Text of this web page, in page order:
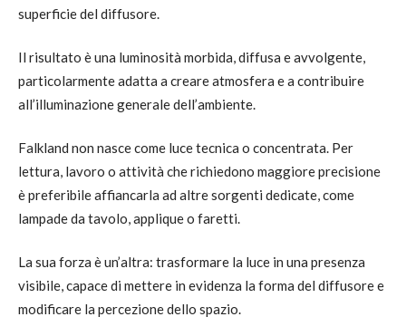
superficie del diffusore.
Il risultato è una luminosità morbida, diffusa e avvolgente,
particolarmente adatta a creare atmosfera e a contribuire
all’illuminazione generale dell’ambiente.
Falkland non nasce come luce tecnica o concentrata. Per
lettura, lavoro o attività che richiedono maggiore precisione
è preferibile affiancarla ad altre sorgenti dedicate, come
lampade da tavolo, applique o faretti.
La sua forza è un’altra: trasformare la luce in una presenza
visibile, capace di mettere in evidenza la forma del diffusore e
modificare la percezione dello spazio.